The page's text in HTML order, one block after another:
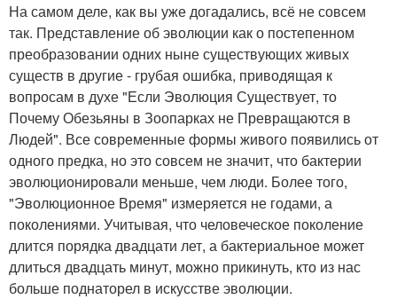
На самом деле, как вы уже догадались, всё не совсем
так. Представление об эволюции как о постепенном
преобразовании одних ныне существующих живых
существ в другие - грубая ошибка, приводящая к
вопросам в духе "Если Эволюция Существует, то
Почему Обезьяны в Зоопарках не Превращаются в
Людей". Все современные формы живого появились от
одного предка, но это совсем не значит, что бактерии
эволюционировали меньше, чем люди. Более того,
"Эволюционное Время" измеряется не годами, а
поколениями. Учитывая, что человеческое поколение
длится порядка двадцати лет, а бактериальное может
длиться двадцать минут, можно прикинуть, кто из нас
больше поднаторел в искусстве эволюции.